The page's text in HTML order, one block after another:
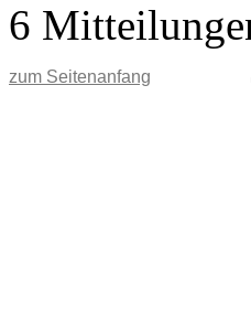
6
zum Seitenanfang